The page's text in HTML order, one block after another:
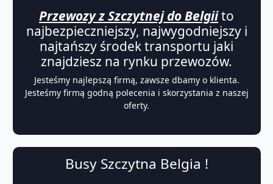
Przewozy z Szczytnej do Belgiito
najbezpieczniejszy, najwygodniejszy i
najtańszy środek transportu jaki
znajdziesz na rynku przewozów.
Jesteśmy najlepszą firmą, zawsze dbamy o klienta.
Jesteśmy firmą godną polecenia i skorzystania z naszej
oferty.
Busy Szczytna Belgia !